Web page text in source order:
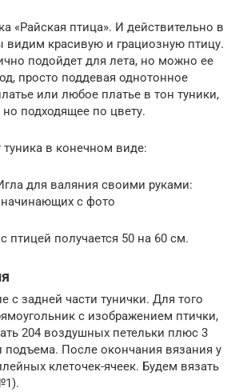
«Райская птица». И действительно в
видим красивую и грациозную птицу.
подойдет для лета, но можно ее
просто поддевая однотонное
или любое платье в тон туники,
но подходящее по цвету.
туника в конечном виде:
для валяния своими руками:
с фото
птицей получается 50 на 60 см.
с задней части тунички. Для того
с изображением птички,
204 воздушных петельки плюс 3
подъема. После окончания вязания у
клеточек-ячеек. Будем вязать